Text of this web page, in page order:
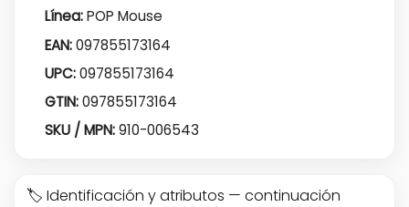
Línea:POP Mouse
EAN:097855173164
UPC:097855173164
GTIN:097855173164
SKU / MPN:910-006543
🏷️ Identificación y atributos — continuación